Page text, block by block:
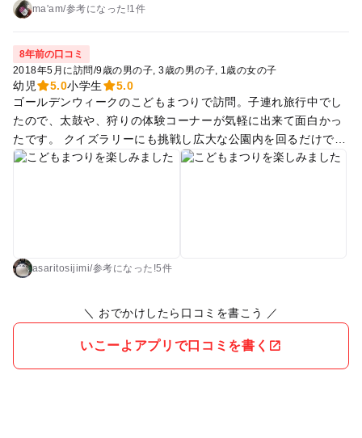
行く際には日焼け対策が必要です。
ma'am/参考になった!1件
8年前の口コミ
2018年5月に訪問/9歳の男の子 3歳の男の子 1歳の女の子
幼児 5.0小学生
5.0
ゴールデンウィークのこどもまつりで訪問。子連れ旅行中でし
たので、太鼓や、狩りの体験コーナーが気軽に出来て面白かっ
たです。 クイズラリーにも挑戦し広大な公園内を回るだけで１
日が過ぎました！ 前方後円墳を実際に見たのは初めてで、悠久
asaritosijimi/参考になった!5件
＼ おでかけしたら口コミを書こう ／
いこーよアプリで口コミを書く